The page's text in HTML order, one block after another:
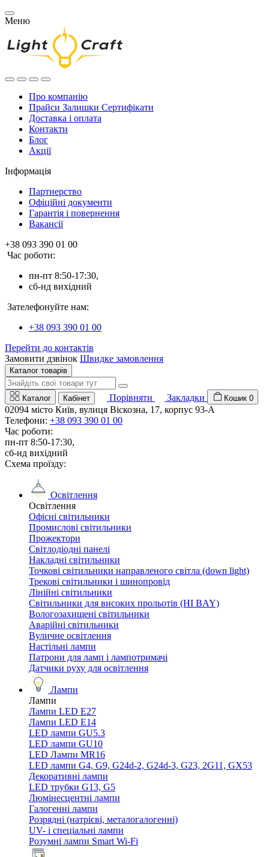
Меню
Про компанію
Прайси Залишки Сертифікати
Доставка і оплата
Контакти
Блог
Акції
Інформація
Партнерство
Офіційні документи
Гарантія і повернення
Вакансії
+38 093 390 01 00
Час роботи:
пн-пт 8:50-17:30,
сб-нд вихідний
Зателефонуйте нам:
+38 093 390 01 00
Перейти до контактів
Замовити дзвінок Швидке замовлення
Каталог товарів
Каталог Кабінет Порівняти Закладки Кошик 0
02094 місто Київ, вулиця Віскозна, 17, корпус 93-А
Телефони: +38 093 390 01 00
Час роботи:
пн-пт 8:50-17:30,
сб-нд вихідний
Схема проїзду:
Освітлення
Освітлення
Офісні світильники
Промислові світильники
Прожектори
Світлодіодні панелі
Накладні світильники
Точкові світильники направленого світла (down light)
Трекові світильники і шинопровід
Лінійні світильники
Світильники для високих прольотів (HI BAY)
Вологозахищені світильники
Аварійні світильники
Вуличне освітлення
Настільні лампи
Патрони для ламп і лампотримачі
Датчики руху для освітлення
Лампи
Лампи
Лампи LED E27
Лампи LED Е14
LED лампи GU5.3
LED лампи GU10
LED Лампи MR16
LED лампи G4, G9, G24d-2, G24d-3, G23, 2G11, GX53
Декоративні лампи
LED трубки G13, G5
Люмінесцентні лампи
Галогенні лампи
Розрядні (натрієві, металогалогенні)
UV- і спеціальні лампи
Розумні лампи Smart Wi-Fi